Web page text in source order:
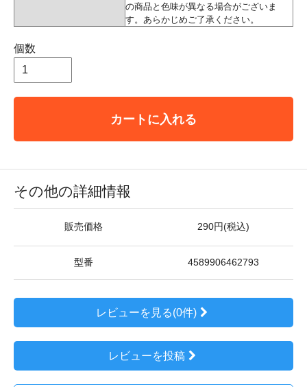
の商品と色味が異なる場合がございま
す。あらかじめご了承ください。
個数
カートに入れる
その他の詳細情報
販売価格 290円(税込)
型番 4589906462793
レビューを見る(0件)
レビューを投稿